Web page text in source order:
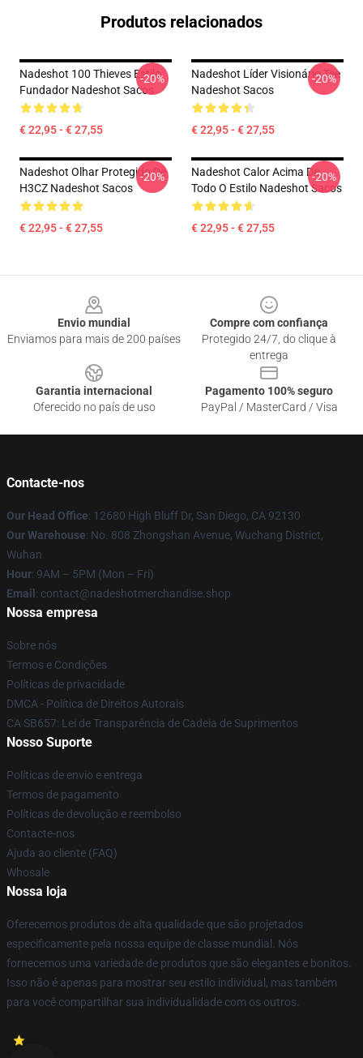
Produtos relacionados
Nadeshot 100 Thieves Estilo
Fundador Nadeshot Sacos
€ 22,95 - € 27,55
-20%
Nadeshot Líder Visionário Tee
Nadeshot Sacos
€ 22,95 - € 27,55
-20%
Nadeshot Olhar Protegido De
H3CZ Nadeshot Sacos
€ 22,95 - € 27,55
-20%
Nadeshot Calor Acima De
Todo O Estilo Nadeshot Sacos
€ 22,95 - € 27,55
-20%
Envio mundial
Enviamos para mais de 200 países
Compre com confiança
Protegido 24/7, do clique à
entrega
Garantia internacional
Oferecido no país de uso
Pagamento 100% seguro
PayPal / MasterCard / Visa
Contacte-nos
Our Head Office: 12680 High Bluff Dr, San Diego, CA 92130
Our Warehouse: No. 808 Zhongshan Avenue, Wuchang District,
Wuhan
Hour: 9AM – 5PM (Mon – Fri)
Email : contact@nadeshotmerchandise.shop
Nossa empresa
Sobre nós
Termos e Condições
Políticas de privacidade
DMCA - Política de Direitos Autorais
CA SB657: Lei de Transparência de Cadeia de Suprimentos
Nosso Suporte
Políticas de envio e entrega
Termos de pagamento
Políticas de devolução e reembolso
Contacte-nos
Ajuda ao cliente (FAQ)
Whosale
Nossa loja
Oferecemos produtos de alta qualidade que são projetados
especificamente pela nossa equipe de classe mundial. Nós
fornecemos uma variedade de produtos que são elegantes e bonitos.
Isso não é apenas para mostrar seu estilo individual, mas também
para você compartilhar sua individualidade com os outros.